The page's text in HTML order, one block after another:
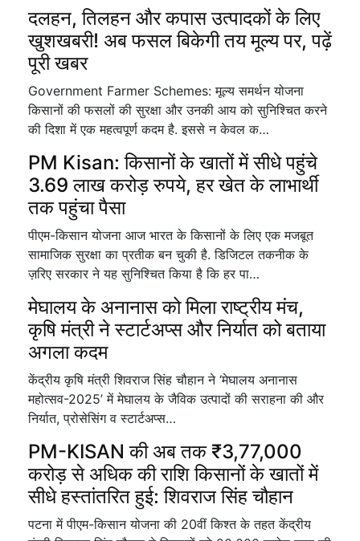
दलहन, तिलहन और कपास उत्पादकों के लिए
खुशखबरी! अब फसल बिकेगी तय मूल्य पर, पढ़ें
पूरी खबर
Government Farmer Schemes: मूल्य समर्थन योजना
किसानों की फसलों की सुरक्षा और उनकी आय को सुनिश्चित करने
की दिशा में एक महत्वपूर्ण कदम है. इससे न केवल क…
PM Kisan: किसानों के खातों में सीधे पहुंचे
3.69 लाख करोड़ रुपये, हर खेत के लाभार्थी
तक पहुंचा पैसा
पीएम-किसान योजना आज भारत के किसानों के लिए एक मजबूत
सामाजिक सुरक्षा का प्रतीक बन चुकी है. डिजिटल तकनीक के
ज़रिए सरकार ने यह सुनिश्चित किया है कि हर पा…
मेघालय के अनानास को मिला राष्ट्रीय मंच,
कृषि मंत्री ने स्टार्टअप्स और निर्यात को बताया
अगला कदम
केंद्रीय कृषि मंत्री शिवराज सिंह चौहान ने ‘मेघालय अनानास
महोत्सव-2025’ में मेघालय के जैविक उत्पादों की सराहना की और
निर्यात, प्रोसेसिंग व स्टार्टअप्स…
PM-KISAN की अब तक ₹3,77,000
करोड़ से अधिक की राशि किसानों के खातों में
सीधे हस्तांतरित हुई: शिवराज सिंह चौहान
पटना में पीएम-किसान योजना की 20वीं किश्त के तहत केंद्रीय